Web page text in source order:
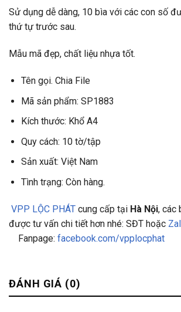
Sử dụng dễ dàng, 10 bìa với các con số
thứ tự trước sau.
Mẫu mã đẹp, chất liệu nhựa tốt.
Tên gọi. Chia File
Mã sản phẩm: SP1883
Kích thước: Khổ A4
Quy cách: 10 tờ/tập
Sản xuất: Việt Nam
Tình trạng: Còn hàng.
VPP LỘC PHÁT cung cấp tại Hà Nội, các
được tư vấn chi tiết hơn nhé: SĐT hoặc
Fanpage: facebook.com/vpplocphat
ĐÁNH GIÁ (0)